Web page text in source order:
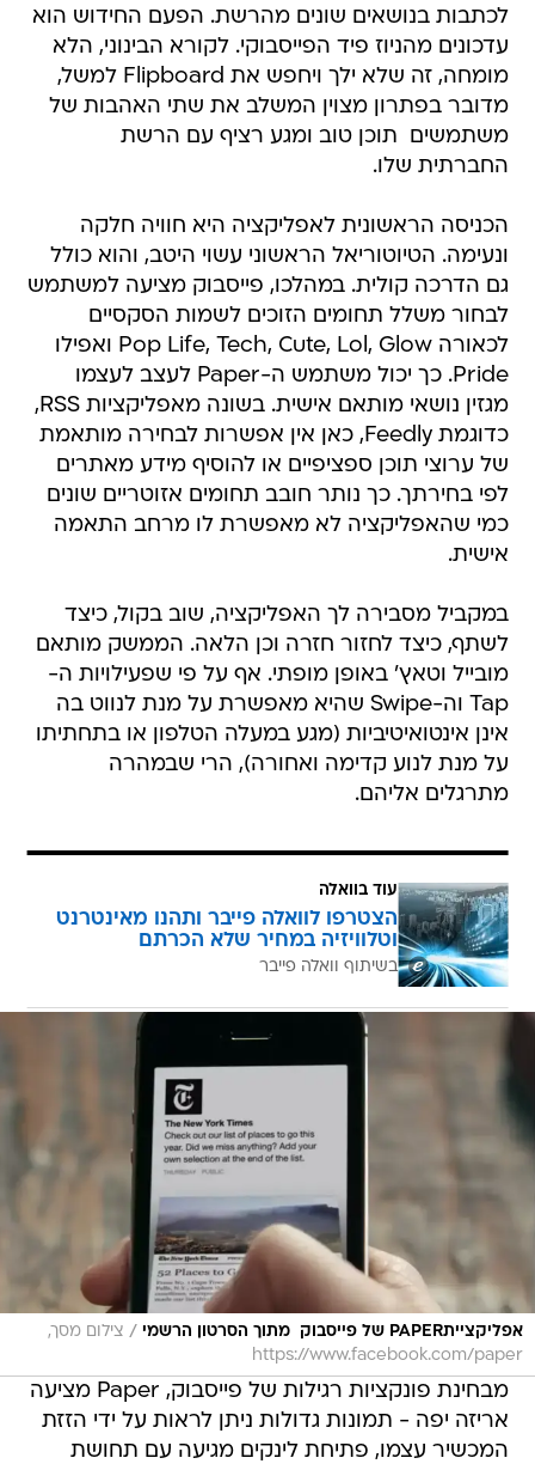
לכתבות בנושאים שונים מהרשת. הפעם החידוש הוא
עדכונים מהניוז פיד הפייסבוקי. לקורא הבינוני, הלא
מומחה, זה שלא ילך ויחפש את Flipboard למשל,
מדובר בפתרון מצוין המשלב את שתי האהבות של
משתמשים  תוכן טוב ומגע רציף עם הרשת
החברתית שלו.
הכניסה הראשונית לאפליקציה היא חוויה חלקה
ונעימה. הטיוטוריאל הראשוני עשוי היטב, והוא כולל
גם הדרכה קולית. במהלכו, פייסבוק מציעה למשתמש
לבחור משלל תחומים הזוכים לשמות הסקסיים
לכאורה Pop Life, Tech, Cute, Lol, Glow ואפילו
Pride. כך יכול משתמש ה-Paper לעצב לעצמו
מגזין נושאי מותאם אישית. בשונה מאפליקציות RSS,
כדוגמת Feedly, כאן אין אפשרות לבחירה מותאמת
של ערוצי תוכן ספציפיים או להוסיף מידע מאתרים
לפי בחירתך. כך נותר חובב תחומים אזוטריים שונים
כמי שהאפליקציה לא מאפשרת לו מרחב התאמה
אישית.
במקביל מסבירה לך האפליקציה, שוב בקול, כיצד
לשתף, כיצד לחזור חזרה וכן הלאה. הממשק מותאם
מובייל וטאץ' באופן מופתי. אף על פי שפעילויות ה-
Tap וה-Swipe שהיא מאפשרת על מנת לנווט בה
אינן אינטואיטיביות (מגע במעלה הטלפון או בתחתיתו
על מנת לנוע קדימה ואחורה), הרי שבמהרה
מתרגלים אליהם.
עוד בוואלה
הצטרפו לוואלה פייבר ותהנו מאינטרנט
וטלוויזיה במחיר שלא הכרתם
בשיתוף וואלה פייבר
אפליקצייתPAPER של פייסבוק  מתוך הסרטון הרשמי / צילום מסך,
https://www.facebook.com/paper
מבחינת פונקציות רגילות של פייסבוק, Paper מציעה
אריזה יפה - תמונות גדולות ניתן לראות על ידי הזזת
המכשיר עצמו, פתיחת לינקים מגיעה עם תחושת